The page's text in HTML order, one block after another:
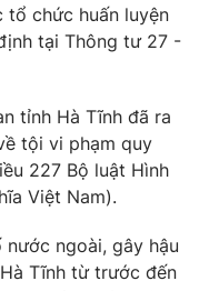
thao
tổ chức huấn luyện
tại Thông tư 27 -
tỉnh Hà Tĩnh đã ra
tội vi phạm quy
227 Bộ luật Hình
Việt Nam).
ngoài, gây hậu
Tĩnh từ trước đến